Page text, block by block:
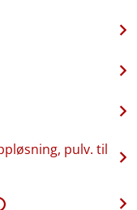
pulv. til